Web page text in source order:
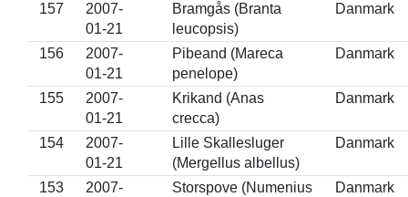
157
2007-
01-21
Bramgås (Branta
leucopsis)
Danmark
156
2007-
01-21
Pibeand (Mareca
penelope)
Danmark
155
2007-
01-21
Krikand (Anas
crecca)
Danmark
154
2007-
01-21
Lille Skallesluger
(Mergellus albellus)
Danmark
153
2007-
Storspove (Numenius
Danmark